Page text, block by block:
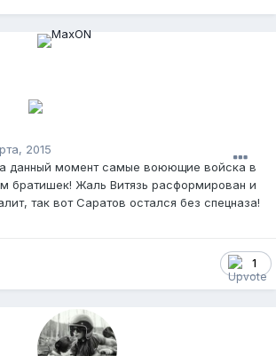
2015
данный момент самые воюющие войска в
братишек! Жаль Витязь расформирован и
так вот Саратов остался без спецназа!
1